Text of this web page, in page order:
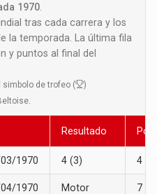
1970
tras cada carrera y los
la temporada. La última fila
y puntos al final del
simbolo de trofeo (
)
Resultado
1970 4 (3) 4
1970 Motor 7